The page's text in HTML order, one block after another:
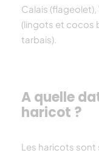
Calais
(lingots et cocos
tarbais).
A quelle
haricot ?
Les haricots sont